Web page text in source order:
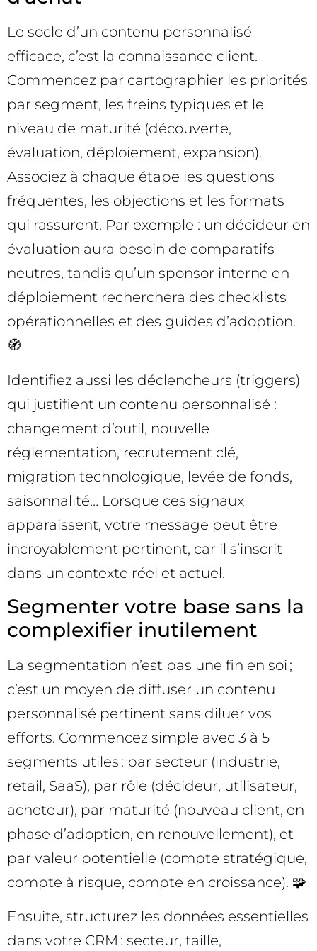
Le socle d’un contenu personnalisé
efficace, c’est la connaissance client.
Commencez par cartographier les priorités
par segment, les freins typiques et le
niveau de maturité (découverte,
évaluation, déploiement, expansion).
Associez à chaque étape les questions
fréquentes, les objections et les formats
qui rassurent. Par exemple : un décideur en
évaluation aura besoin de comparatifs
neutres, tandis qu’un sponsor interne en
déploiement recherchera des checklists
opérationnelles et des guides d’adoption.
🧭
Identifiez aussi les déclencheurs (triggers)
qui justifient un contenu personnalisé :
changement d’outil, nouvelle
réglementation, recrutement clé,
migration technologique, levée de fonds,
saisonnalité… Lorsque ces signaux
apparaissent, votre message peut être
incroyablement pertinent, car il s’inscrit
dans un contexte réel et actuel.
Segmenter votre base sans la
complexifier inutilement
La segmentation n’est pas une fin en soi ;
c’est un moyen de diffuser un contenu
personnalisé pertinent sans diluer vos
efforts. Commencez simple avec 3 à 5
segments utiles : par secteur (industrie,
retail, SaaS), par rôle (décideur, utilisateur,
acheteur), par maturité (nouveau client, en
phase d’adoption, en renouvellement), et
par valeur potentielle (compte stratégique,
compte à risque, compte en croissance). 🧩
Ensuite, structurez les données essentielles
dans votre CRM : secteur, taille,